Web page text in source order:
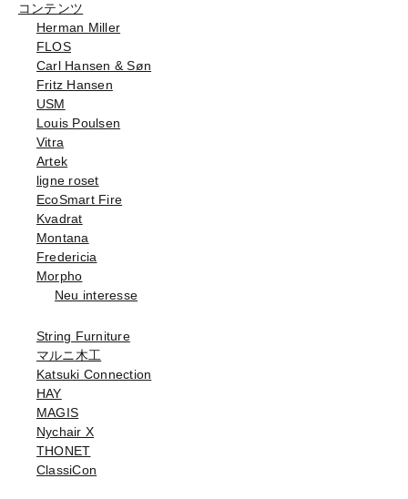
コンテンツ
Herman Miller
FLOS
Carl Hansen & Søn
Fritz Hansen
USM
Louis Poulsen
Vitra
Artek
ligne roset
EcoSmart Fire
Kvadrat
Montana
Fredericia
Morpho
Neu interesse
String Furniture
マルニ木工
Katsuki Connection
HAY
MAGIS
Nychair X
THONET
ClassiCon